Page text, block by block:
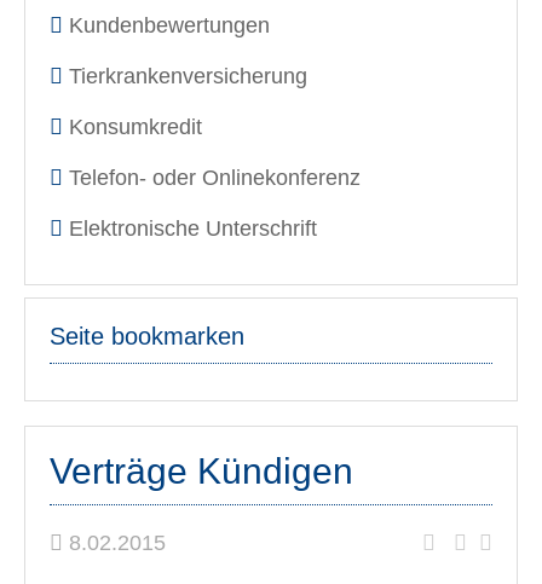
Kundenbewertungen
Tierkrankenversicherung
Konsumkredit
Telefon- oder Onlinekonferenz
Elektronische Unterschrift
Seite bookmarken
Verträge Kündigen
8.02.2015